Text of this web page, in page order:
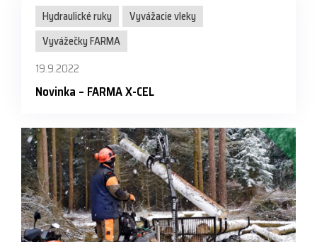
Hydraulické ruky
Vyvážacie vleky
Vyvážečky FARMA
19.9.2022
Novinka – FARMA X-CEL